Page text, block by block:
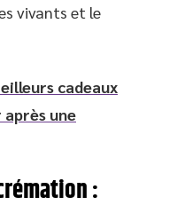
vivants et le
cadeaux
une
: